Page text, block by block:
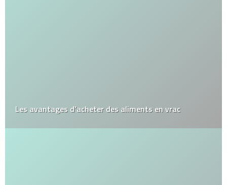
Les avantages d’acheter des aliments en vrac